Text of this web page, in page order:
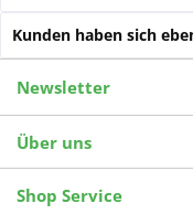
Kunden haben sich
Newsletter
Über uns
Shop Service